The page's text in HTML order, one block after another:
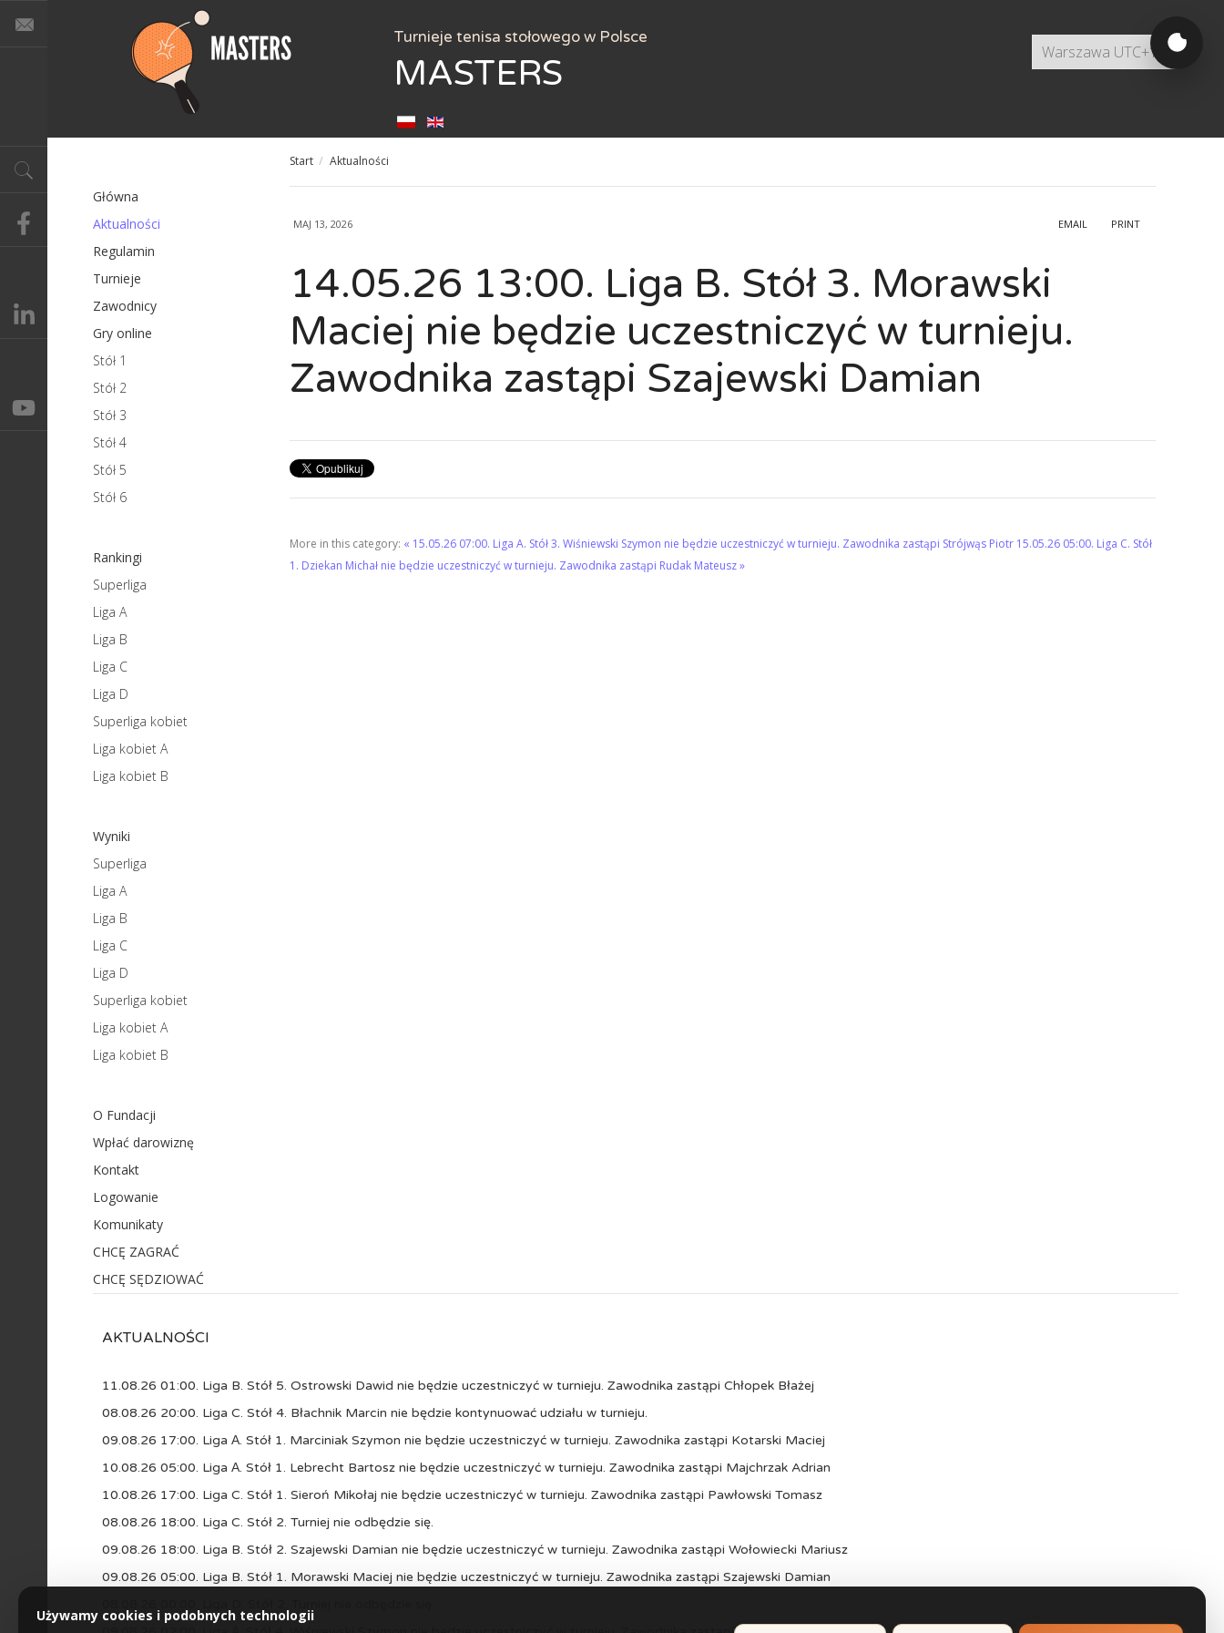
Turnieje tenisa stołowego w Polsce
MASTERS
Start / Aktualności
MAJ 13, 2026 PRINT
EMAIL
14.05.26 13:00. Liga B. Stół 3. Morawski
Maciej nie będzie uczestniczyć w turnieju.
Zawodnika zastąpi Szajewski Damian
More in this category: « 15.05.26 07:00. Liga А. Stół 3. Wiśniewski Szymon nie będzie uczestniczyć w turnieju. Zawodnika zastąpi Strójwąs Piotr 15.05.26 05:00. Liga C. Stół
1. Dziekan Michał nie będzie uczestniczyć w turnieju. Zawodnika zastąpi Rudak Mateusz »
Główna
Aktualności
Regulamin
Turnieje
Zawodnicy
Gry online
Stół 1
Stół 2
Stół 3
Stół 4
Stół 5
Stół 6
Rankingi
Superliga
Liga A
Liga B
Liga C
Liga D
Superliga kobiet
Liga kobiet A
Liga kobiet B
Wyniki
Superliga
Liga A
Liga B
Liga C
Liga D
Superliga kobiet
Liga kobiet A
Liga kobiet B
O Fundacji
Wpłać darowiznę
Kontakt
Logowanie
Komunikaty
CHCĘ ZAGRAĆ
CHCĘ SĘDZIOWAĆ
AKTUALNOŚCI
11.08.26 01:00. Liga B. Stół 5. Ostrowski Dawid nie będzie uczestniczyć w turnieju. Zawodnika zastąpi Chłopek Błażej
08.08.26 20:00. Liga C. Stół 4. Błachnik Marcin nie będzie kontynuować udziału w turnieju.
09.08.26 17:00. Liga А. Stół 1. Marciniak Szymon nie będzie uczestniczyć w turnieju. Zawodnika zastąpi Kotarski Maciej
10.08.26 05:00. Liga А. Stół 1. Lebrecht Bartosz nie będzie uczestniczyć w turnieju. Zawodnika zastąpi Majchrzak Adrian
10.08.26 17:00. Liga C. Stół 1. Sieroń Mikołaj nie będzie uczestniczyć w turnieju. Zawodnika zastąpi Pawłowski Tomasz
08.08.26 18:00. Liga C. Stół 2. Turniej nie odbędzie się.
09.08.26 18:00. Liga B. Stół 2. Szajewski Damian nie będzie uczestniczyć w turnieju. Zawodnika zastąpi Wołowiecki Mariusz
09.08.26 05:00. Liga B. Stół 1. Morawski Maciej nie będzie uczestniczyć w turnieju. Zawodnika zastąpi Szajewski Damian
Używamy cookies i podobnych technologii